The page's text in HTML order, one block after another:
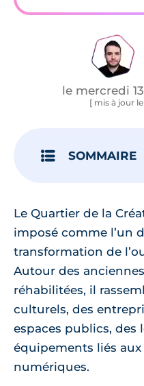
le mercredi
[ mis à jour le
SOMMAIRE
Le Quartier de la
imposé comme l’un
transformation de
Autour des
réhabilitées, il
culturels, des
espaces publics, des
équipements liés
numériques.